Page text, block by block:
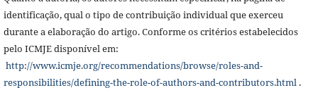
identificação, qual o tipo de contribuição individual que exerceu
durante a elaboração do artigo. Conforme os critérios estabelecidos
pelo ICMJE disponível em:
http://www.icmje.org/recommendations/browse/roles-and-
responsibilities/defining-the-role-of-authors-and-contributors.html.